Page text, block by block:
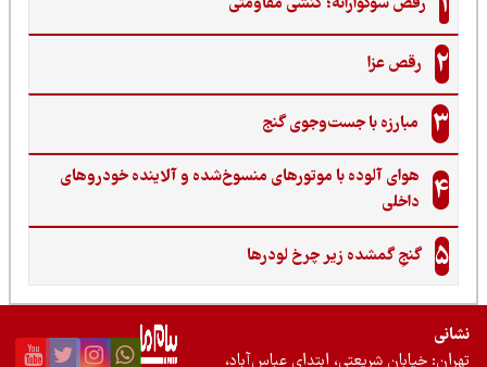
رقص عزا
مبارزه با جست‌وجوی گنج‌
هوای آلوده با موتورهای منسوخ‌شده و آلاینده خودروهای
داخلی
گنجِ گمشده زیر چرخ لودرها
خیابان شریعتی، ابتدای عباس‌آباد،